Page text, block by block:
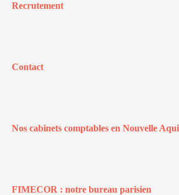
Recrutement
Contact
Nos cabinets comptables en Nouvelle
FIMECOR : notre bureau parisien